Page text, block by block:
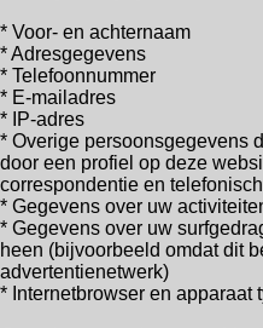
* Voor- en achternaam
* Adresgegevens
* Telefoonnummer
* E-mailadres
* IP-adres
* Overige persoonsgegevens
door een profiel op deze
correspondentie en telefonisch
* Gegevens over uw
* Gegevens over uw
heen (bijvoorbeeld omdat dit
advertentienetwerk)
* Internetbrowser en apparaat